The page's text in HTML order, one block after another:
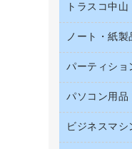
梱包用テ
作業用雑
作業用手
倉庫収納
応接イス
カウンター
デスク
ミーティ
トラスコ中山
建築・作
ノート・紙製
ノート
バインダ
ルーズリ
各種用紙
パーティショ
パーティ
ホワイト
パソコン用品
ＨＤＤ／
ビジネスマシ